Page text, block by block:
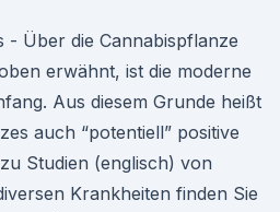
- Über die Cannabispflanze
erwähnt, ist die moderne
Aus diesem Grunde heißt
auch “potentiell” positive
Studien (englisch) von
Krankheiten finden Sie